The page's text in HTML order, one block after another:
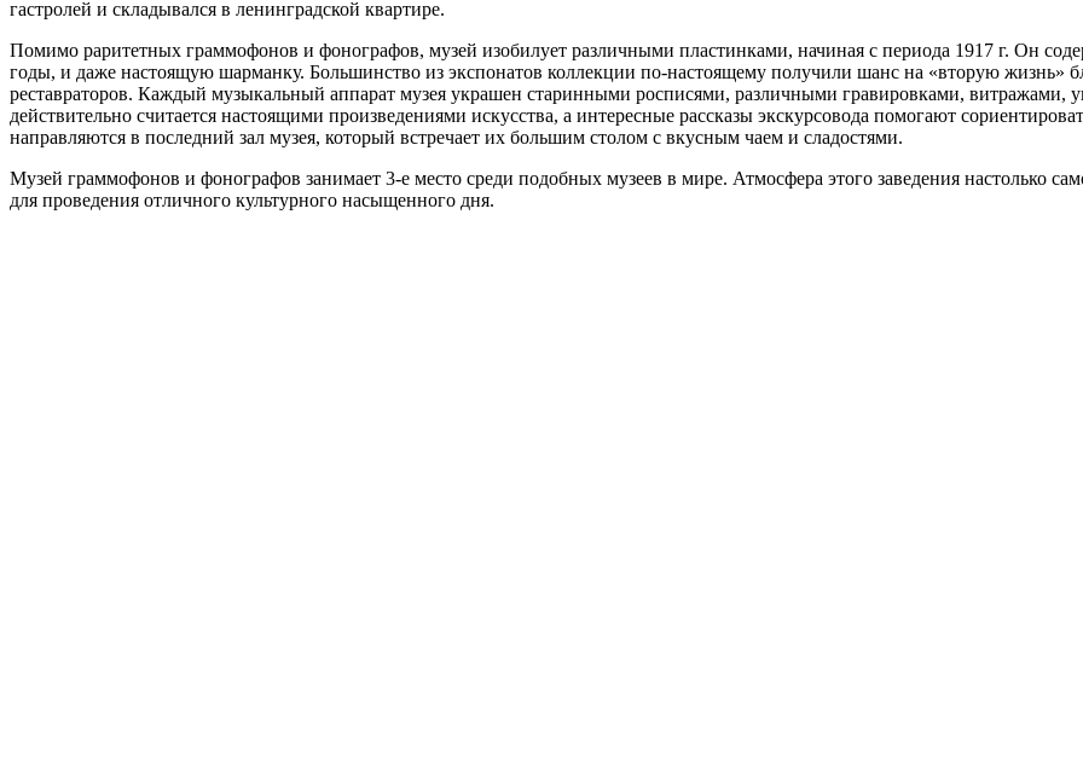
гастролей и складывался в ленинградской квартире.
Помимо раритетных граммофонов и фонографов, музей изобилует различными пластинками, начиная с периода 1917 г. Он
годы, и даже настоящую шарманку. Большинство из экспонатов коллекции по-настоящему получили шанс на «вторую жизнь»
реставраторов. Каждый музыкальный аппарат музея украшен старинными росписями, различными гравировками, витражами,
действительно считается настоящими произведениями искусства, а интересные рассказы экскурсовода помогают
направляются в последний зал музея, который встречает их большим столом с вкусным чаем и сладостями.
Музей граммофонов и фонографов занимает 3-е место среди подобных музеев в мире. Атмосфера этого заведения настолько
для проведения отличного культурного насыщенного дня.